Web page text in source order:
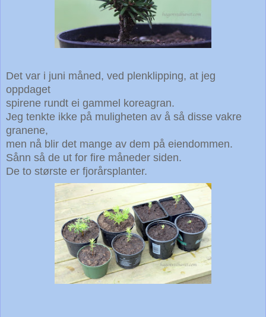
Det var i juni måned, ved plenklipping, at jeg
oppdaget
spirene rundt ei gammel koreagran.
Jeg tenkte ikke på muligheten av å så disse vakre
granene,
men nå blir det mange av dem på eiendommen.
Sånn så de ut for fire måneder siden.
De to største er fjorårsplanter.